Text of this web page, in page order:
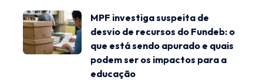
MPF investiga suspeita de
desvio de recursos do Fundeb: o
que está sendo apurado e quais
podem ser os impactos para a
educação